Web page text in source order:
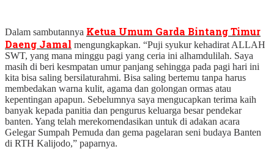
Dalam sambutannya Ketua Umum Garda Bintang Timur
Daeng Jamal mengungkapkan. “Puji syukur kehadirat ALLAH
SWT, yang mana minggu pagi yang ceria ini alhamdulilah. Saya
masih di beri kesmpatan umur panjang sehingga pada pagi hari ini
kita bisa saling bersilaturahmi. Bisa saling bertemu tanpa harus
membedakan warna kulit, agama dan golongan ormas atau
kepentingan apapun. Sebelumnya saya mengucapkan terima kaih
banyak kepada panitia dan pengurus keluarga besar pendekar
banten. Yang telah merekomendasikan untuk di adakan acara
Gelegar Sumpah Pemuda dan gema pagelaran seni budaya Banten
di RTH Kalijodo,” paparnya.